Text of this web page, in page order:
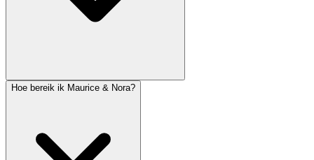
Hoe bereik ik Maurice & Nora?